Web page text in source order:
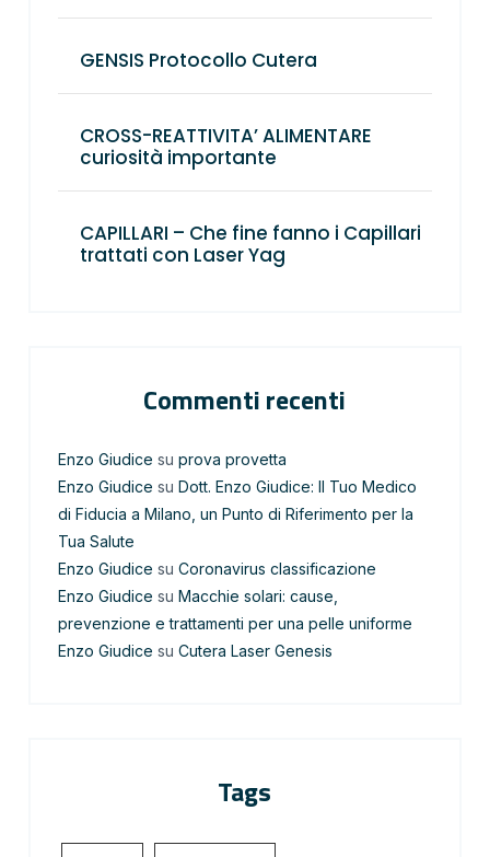
GENSIS Protocollo Cutera
CROSS-REATTIVITA’ ALIMENTARE
curiosità importante
CAPILLARI – Che fine fanno i Capillari
trattati con Laser Yag
Commenti recenti
Enzo Giudice suprova provetta
Enzo Giudice suDott. Enzo Giudice: Il Tuo Medico
di Fiducia a Milano, un Punto di Riferimento per la
Tua Salute
Enzo Giudice suCoronavirus classificazione
Enzo Giudice suMacchie solari: cause,
prevenzione e trattamenti per una pelle uniforme
Enzo Giudice suCutera Laser Genesis
Tags